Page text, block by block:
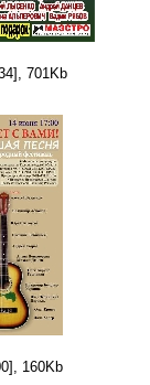
701Kb
160Kb